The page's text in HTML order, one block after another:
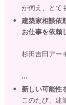
が伺え、とて
建築家相談
お仕事を依頼
杉田吉田アー
...
新しい可能性
このたび、建